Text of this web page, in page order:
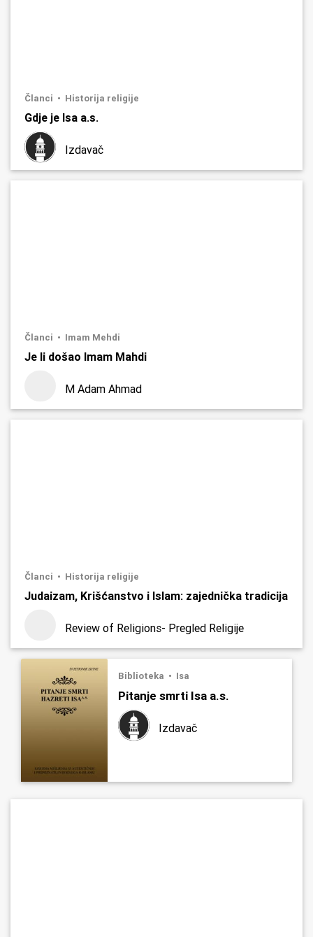
Članci Historija religije
Gdje je Isa a.s.
Izdavač
Članci Imam Mehdi
Je li došao Imam Mahdi
M Adam Ahmad
Članci Historija religije
Judaizam, Krišćanstvo i Islam: zajednička tradicija
Review of Religions- Pregled Religije
Biblioteka Isa
Pitanje smrti Isa a.s.
Izdavač